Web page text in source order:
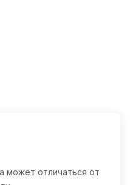
может отличаться от